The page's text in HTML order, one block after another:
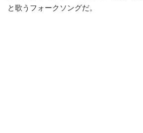
と歌うフォークソングだ。